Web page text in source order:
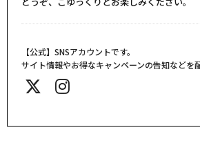
【公式】SNSアカウントです。
サイト情報やお得なキャンペーンの告知などを